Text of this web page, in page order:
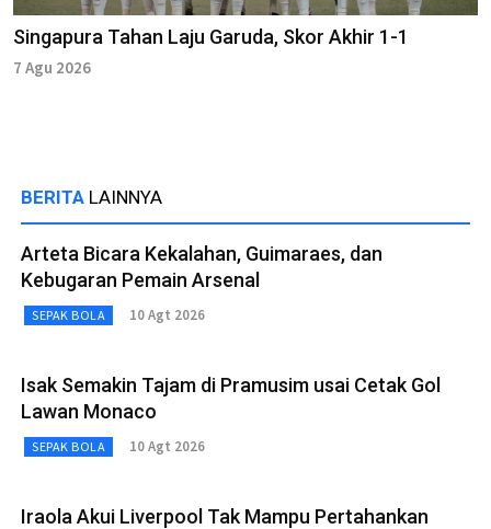
Singapura Tahan Laju Garuda, Skor Akhir 1-1
7 Agu 2026
BERITA LAINNYA
Arteta Bicara Kekalahan, Guimaraes, dan
Kebugaran Pemain Arsenal
SEPAK BOLA 10 Agt 2026
Isak Semakin Tajam di Pramusim usai Cetak Gol
Lawan Monaco
SEPAK BOLA 10 Agt 2026
Iraola Akui Liverpool Tak Mampu Pertahankan